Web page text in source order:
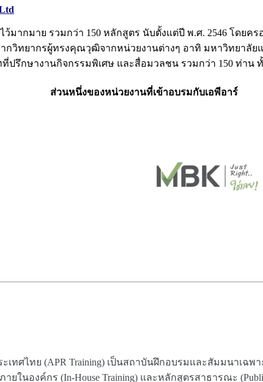
มากมาย รวมกว่า 150 หลักสูตร นับตั้งแต่ปี พ.ศ. 2546 โดย
กวิทยากรผู้ทรงคุณวุฒิจากหน่วยงานต่างๆ อาทิ มหาวิทยาลั
กษางานกิจกรรมพิเศษ และสื่อมวลชน รวมกว่า 150 ท่าน
ส่วนหนึ่งของหน่วยงานที่เข้าอบรมกับเอพีอาร์
ศไทย (APR Training) เป็นสถาบันฝึกอบรมและสัมมนาเฉ
ในองค์กร (In-House Training) และหลักสูตรสาธารณะ